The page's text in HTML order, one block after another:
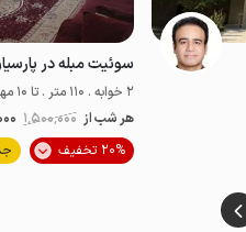
خوش منظره
سوئیت مبله در
2 خوابه . 110 متر . تا 10 مهمان
هر شب از 1٬500٬000
20% تخفیف